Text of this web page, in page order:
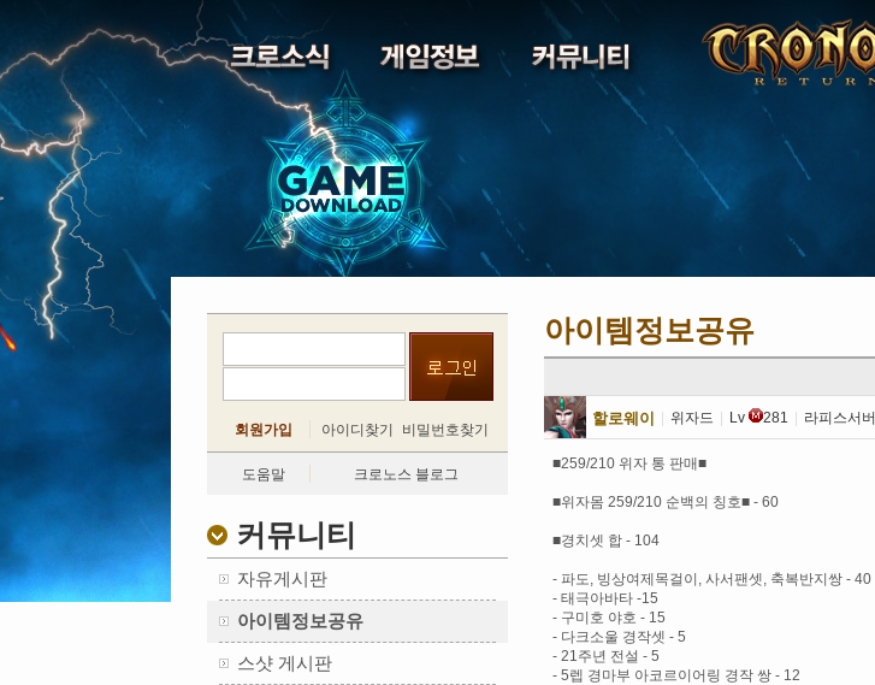
회원가입 아이디찾기 비밀번호찾기
도움말 크로노스 블로그
커뮤니티
자유게시판
아이템정보공유
스샷 게시판
아이템정보공유
할로웨이 위자드 Lv 281 라피스서버
■259/210 위자 통 판매■
■위자몸 259/210 순백의 칭호■ - 60
■경치셋 합 - 104
- 파도, 빙상여제목걸이, 사서팬셋, 축복반지쌍 - 40
- 태극아바타 -15
- 구미호 야호 - 15
- 다크소울 경작셋 - 5
- 21주년 전설 - 5
- 5렙 경마부 아코르이어링 경작 쌍 - 12